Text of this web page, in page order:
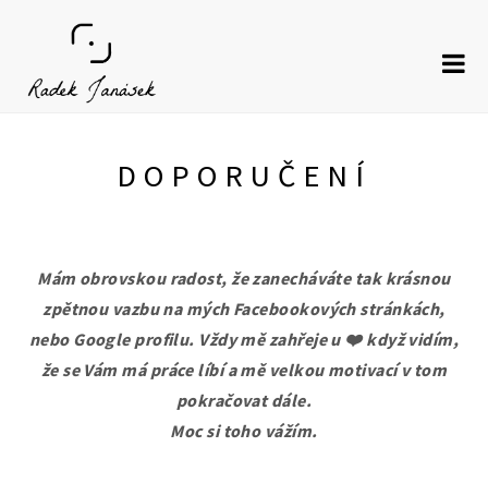
content
DOPORUČENÍ
Mám obrovskou radost, že zanecháváte tak krásnou
zpětnou vazbu na mých Facebookových stránkách,
nebo Google profilu. Vždy mě zahřeje u ❤️ když vidím,
že se Vám má práce líbí a mě velkou motivací v tom
pokračovat dále.
Moc si toho vážím.